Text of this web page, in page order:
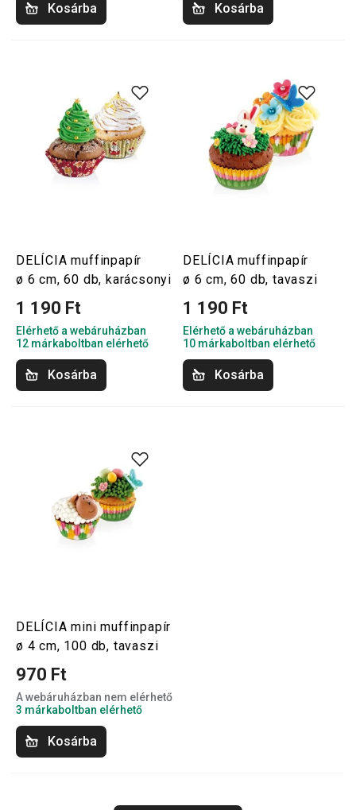
Kosárba Kosárba
DELÍCIA muffinpapír
ø 6 cm, 60 db, karácsonyi
1 190 Ft
Elérhető a webáruházban
12 márkaboltban elérhető
Kosárba
DELÍCIA muffinpapír
ø 6 cm, 60 db, tavaszi
1 190 Ft
Elérhető a webáruházban
10 márkaboltban elérhető
Kosárba
DELÍCIA mini muffinpapír
ø 4 cm, 100 db, tavaszi
970 Ft
A webáruházban nem elérhető
3 márkaboltban elérhető
Kosárba